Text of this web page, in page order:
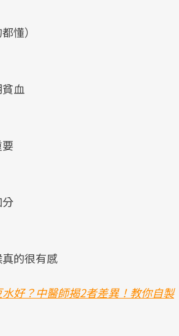
懂）
血
的很有感
好？中醫師揭2者差異！教你自製